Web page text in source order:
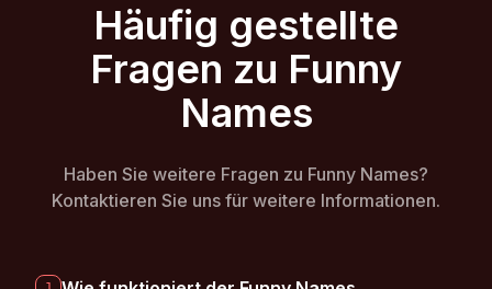
Häufig gestellte
Fragen zu Funny
Names
Haben Sie weitere Fragen zu Funny Names?
Kontaktieren Sie uns für weitere Informationen.